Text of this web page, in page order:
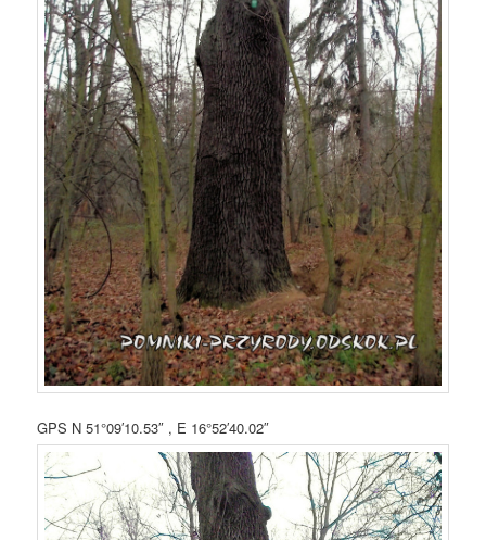
GPS N 51°09′10.53″ , E 16°52′40.02″